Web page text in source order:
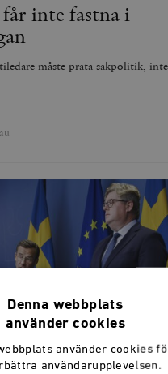
inte fastna i
måste prata sakpolitik, inte
Denna webbplats
använder cookies
använder cookies
användarupplevelsen.